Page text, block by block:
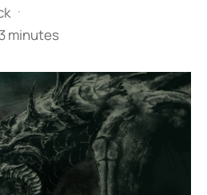
·
minutes